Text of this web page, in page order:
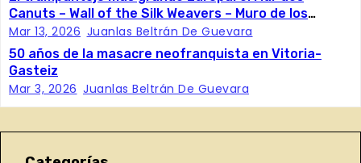
a
c
ó
Canuts – Wall of the Silk Weavers – Muro de los
Trabajadores de la Seda
Mar 13, 2026 Juanlas Beltrán De Guevara
50 años de la masacre neofranquista en Vitoria-
Gasteiz
Mar 3, 2026 Juanlas Beltrán De Guevara